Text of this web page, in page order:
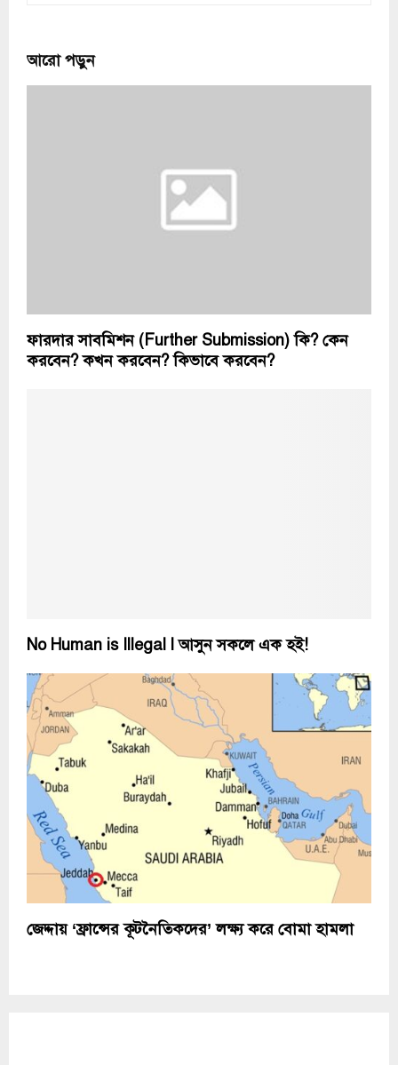
আরো পড়ুন
ফারদার সাবমিশন (Further Submission) কি? কেন
করবেন? কখন করবেন? কিভাবে করবেন?
No Human is Illegal l আসুন সকলে এক হই!
জেদ্দায় ‘ফ্রান্সের কূটনৈতিকদের’ লক্ষ্য করে বোমা হামলা